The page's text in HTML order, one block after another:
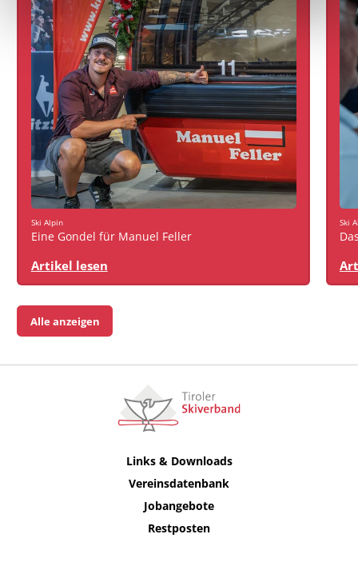
Ski Alpin
Eine Gondel für Manuel Feller
Artikel lesen
Ski
Alle anzeigen
Links & Downloads
Vereinsdatenbank
Jobangebote
Restposten